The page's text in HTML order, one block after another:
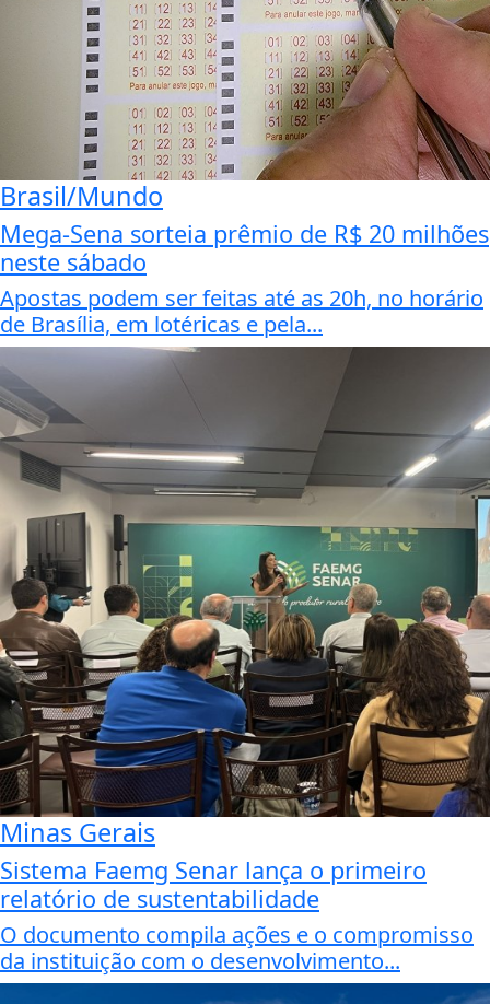
Brasil/Mundo
Mega-Sena sorteia prêmio de R$ 20 milhões
neste sábado
Apostas podem ser feitas até as 20h, no horário
de Brasília, em lotéricas e pela...
Minas Gerais
Sistema Faemg Senar lança o primeiro
relatório de sustentabilidade
O documento compila ações e o compromisso
da instituição com o desenvolvimento...